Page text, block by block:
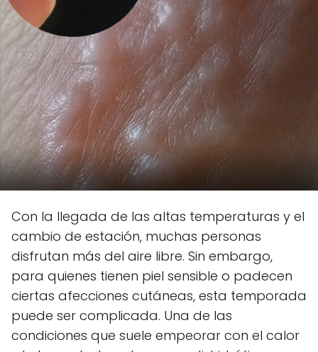
Con la llegada de las altas temperaturas y el
cambio de estación, muchas personas
disfrutan más del aire libre. Sin embargo,
para quienes tienen piel sensible o padecen
ciertas afecciones cutáneas, esta temporada
puede ser complicada. Una de las
condiciones que suele empeorar con el calor